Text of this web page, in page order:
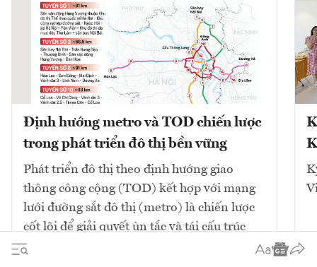
Định hướng metro và TOD chiến lược
trong phát triển đô thị bền vững
Phát triển đô thị theo định hướng giao
thông công cộng (TOD) kết hợp với mạng
lưới đường sắt đô thị (metro) là chiến lược
cốt lõi để giải quyết ùn tắc và tái cấu trúc
không gian. Mô hình này tập...